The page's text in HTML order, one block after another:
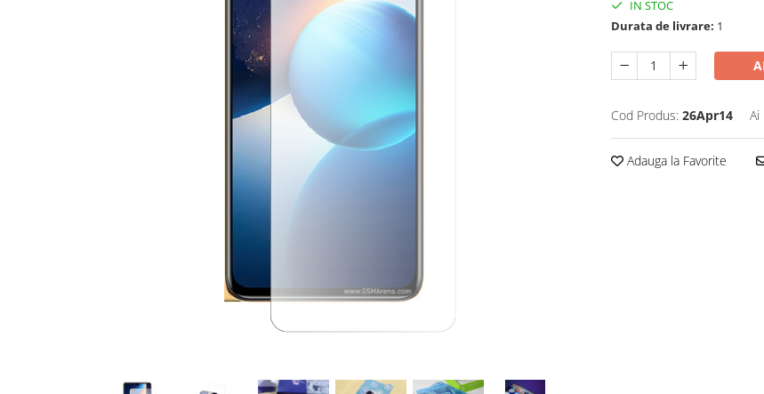
IN STOC
Durata de livrare: 1
Cod Produs: 26Apr14 Ai
Adauga la Favorite